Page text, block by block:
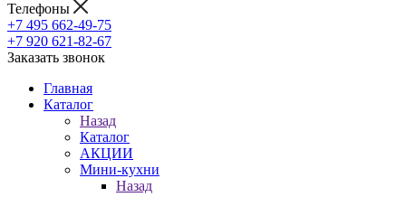
Телефоны
+7 495 662-49-75
+7 920 621-82-67
Заказать звонок
Главная
Каталог
Назад
Каталог
АКЦИИ
Мини-кухни
Назад